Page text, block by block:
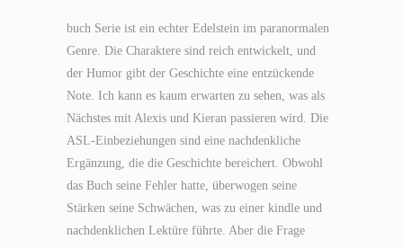
buch Serie ist ein echter Edelstein im paranormalen
Genre. Die Charaktere sind reich entwickelt, und
der Humor gibt der Geschichte eine entzückende
Note. Ich kann es kaum erwarten zu sehen, was als
Nächstes mit Alexis und Kieran passieren wird. Die
ASL-Einbeziehungen sind eine nachdenkliche
Ergänzung, die die Geschichte bereichert. Obwohl
das Buch seine Fehler hatte, überwogen seine
Stärken seine Schwächen, was zu einer kindle und
nachdenklichen Lektüre führte. Aber die Frage